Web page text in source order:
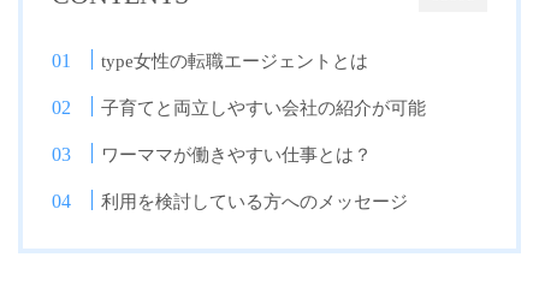
type女性の転職エージェントとは
子育てと両立しやすい会社の紹介が可能
ワーママが働きやすい仕事とは？
利用を検討している方へのメッセージ